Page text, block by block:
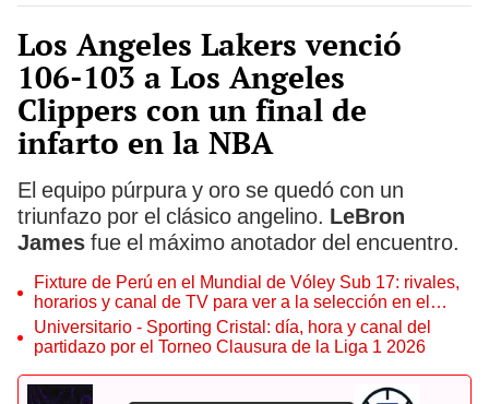
Los Angeles Lakers venció
106-103 a Los Angeles
Clippers con un final de
infarto en la NBA
El equipo púrpura y oro se quedó con un
triunfazo por el clásico angelino. LeBron
James fue el máximo anotador del encuentro.
Fixture de Perú en el Mundial de Vóley Sub 17: rivales,
horarios y canal de TV para ver a la selección en el
torneo
Universitario - Sporting Cristal: día, hora y canal del
partidazo por el Torneo Clausura de la Liga 1 2026